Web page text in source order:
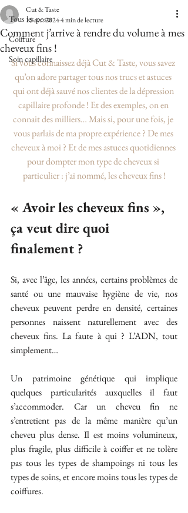
Tous les posts
Coiffure
Soin capillaire
Comment j’arrive à rendre du volume à mes
cheveux fins !
Cut & Taste
15 avr. 20244 min de lecture
Si vous connaissez déjà Cut & Taste, vous savez
qu’on adore partager tous nos trucs et astuces
qui ont déjà sauvé nos clientes de la dépression
capillaire profonde ! Et des exemples, on en
connait des milliers… Mais si, pour une fois, je
vous parlais de ma propre expérience ? De mes
cheveux à moi ? Et de mes astuces quotidiennes
pour dompter mon type de cheveux si
particulier : j’ai nommé, les cheveux fins !
« Avoir les cheveux fins »,
ça veut dire quoi
finalement ?
Si, avec l’âge, les années, certains problèmes de
santé ou une mauvaise hygiène de vie, nos
cheveux peuvent perdre en densité, certaines
personnes naissent naturellement avec des
cheveux fins. La faute à qui ? L’ADN, tout
simplement…
Un patrimoine génétique qui implique
quelques particularités auxquelles il faut
s’accommoder. Car un cheveu fin ne
s’entretient pas de la même manière qu’un
cheveu plus dense. Il est moins volumineux,
plus fragile, plus difficile à coiffer et ne tolère
pas tous les types de shampoings ni tous les
types de soins, et encore moins tous les types de
coiffures.